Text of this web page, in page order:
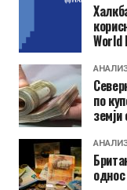
World
по